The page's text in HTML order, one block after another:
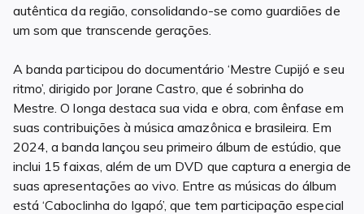
autêntica da região, consolidando-se como guardiões de
um som que transcende gerações.
A banda participou do documentário ‘Mestre Cupijó e seu
ritmo’, dirigido por Jorane Castro, que é sobrinha do
Mestre. O longa destaca sua vida e obra, com ênfase em
suas contribuições à música amazônica e brasileira. Em
2024, a banda lançou seu primeiro álbum de estúdio, que
inclui 15 faixas, além de um DVD que captura a energia de
suas apresentações ao vivo. Entre as músicas do álbum
está ‘Caboclinha do Igapó’, que tem participação especial